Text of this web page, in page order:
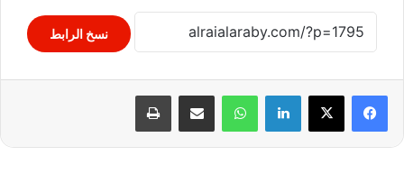
نسخ الرابط
لينكدإن واتساب مشاركة عبر البريد طباعة